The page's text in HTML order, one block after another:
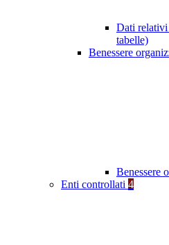
Dati relativi
tabelle)
Benessere
Benessere
Enti controllati 4